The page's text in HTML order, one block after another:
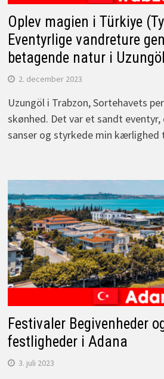
Oplev magien i Türkiye
Eventyrlige vandreture
betagende natur i Uzungöl
2. december 2023
Uzungöl i Trabzon, Sortehavets
skønhed. Det var et sandt
sanser og styrkede min
Festivaler Begivenheder
festligheder i Adana
3. juli 2023